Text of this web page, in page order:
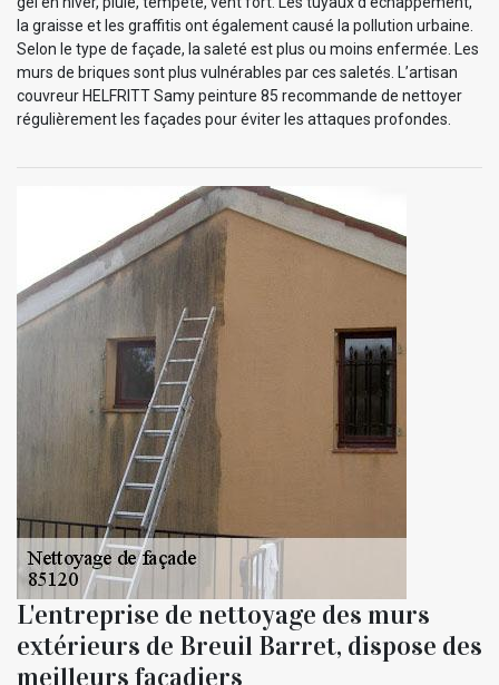
la graisse et les graffitis ont également causé la pollution urbaine.
Selon le type de façade, la saleté est plus ou moins enfermée. Les
murs de briques sont plus vulnérables par ces saletés. L’artisan
couvreur HELFRITT Samy peinture 85 recommande de nettoyer
régulièrement les façades pour éviter les attaques profondes.
L'entreprise de nettoyage des murs
extérieurs de Breuil Barret, dispose des
meilleurs façadiers